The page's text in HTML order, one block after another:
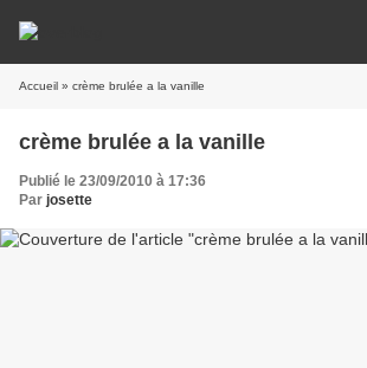
Accueil » crème brulée a la vanille
crème brulée a la vanille
Publié le 23/09/2010 à 17:36
Par josette